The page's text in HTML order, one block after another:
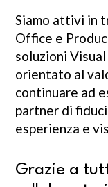
Siamo attivi in
Office e
soluzioni
orientato al
continuare ad
partner di
esperienza e
Grazie a